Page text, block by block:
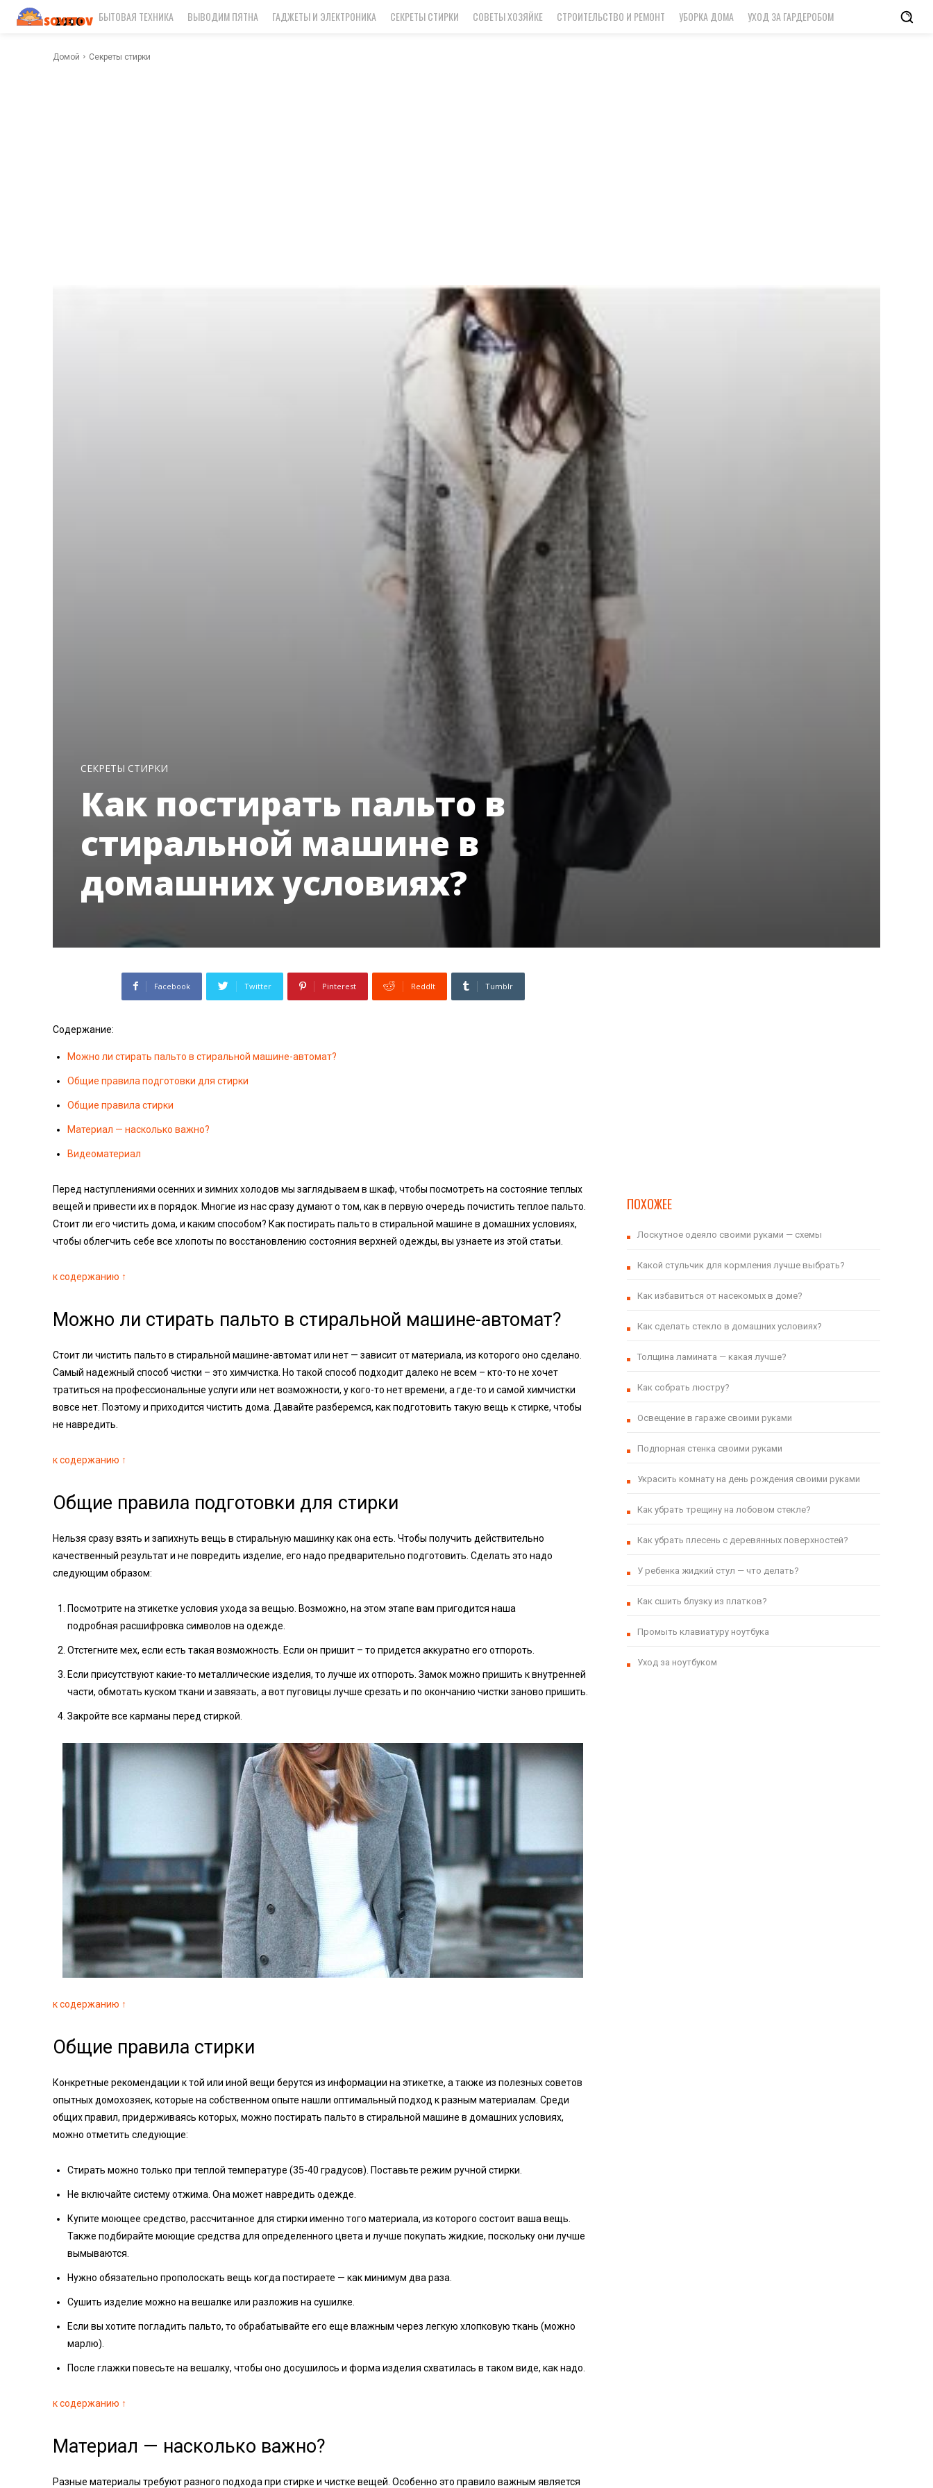
БЫТОВАЯ ТЕХНИКА ВЫВОДИМ ПЯТНА ГАДЖЕТЫ И ЭЛЕКТРОНИКА СЕКРЕТЫ СТИРКИ СОВЕТЫ ХОЗЯЙКЕ СТРОИТЕЛЬСТВО И РЕМОНТ УБОРКА ДОМА УХОД ЗА ГАРДЕРОБОМ
Домой Секреты стирки
СЕКРЕТЫ СТИРКИ
Как постирать пальто в
стиральной машине в
домашних условиях?
Facebook Twitter Pinterest ReddIt Tumblr
Содержание:
Можно ли стирать пальто в стиральной машине-автомат?
Общие правила подготовки для стирки
Общие правила стирки
Материал — насколько важно?
Видеоматериал
Перед наступлениями осенних и зимних холодов мы заглядываем в шкаф, чтобы посмотреть на состояние теплых
вещей и привести их в порядок. Многие из нас сразу думают о том, как в первую очередь почистить теплое пальто.
Стоит ли его чистить дома, и каким способом? Как постирать пальто в стиральной машине в домашних условиях,
чтобы облегчить себе все хлопоты по восстановлению состояния верхней одежды, вы узнаете из этой статьи.
к содержанию ↑
Можно ли стирать пальто в стиральной машине-автомат?
Стоит ли чистить пальто в стиральной машине-автомат или нет — зависит от материала, из которого оно сделано.
Самый надежный способ чистки – это химчистка. Но такой способ подходит далеко не всем – кто-то не хочет
тратиться на профессиональные услуги или нет возможности, у кого-то нет времени, а где-то и самой химчистки
вовсе нет. Поэтому и приходится чистить дома. Давайте разберемся, как подготовить такую вещь к стирке, чтобы
не навредить.
к содержанию ↑
Общие правила подготовки для стирки
Нельзя сразу взять и запихнуть вещь в стиральную машинку как она есть. Чтобы получить действительно
качественный результат и не повредить изделие, его надо предварительно подготовить. Сделать это надо
следующим образом:
Посмотрите на этикетке условия ухода за вещью. Возможно, на этом этапе вам пригодится наша
подробная расшифровка символов на одежде.
Отстегните мех, если есть такая возможность. Если он пришит – то придется аккуратно его отпороть.
Если присутствуют какие-то металлические изделия, то лучше их отпороть. Замок можно пришить к внутренней
части, обмотать куском ткани и завязать, а вот пуговицы лучше срезать и по окончанию чистки заново пришить.
Закройте все карманы перед стиркой.
к содержанию ↑
Общие правила стирки
Конкретные рекомендации к той или иной вещи берутся из информации на этикетке, а также из полезных советов
опытных домохозяек, которые на собственном опыте нашли оптимальный подход к разным материалам. Среди
общих правил, придерживаясь которых, можно постирать пальто в стиральной машине в домашних условиях,
можно отметить следующие:
Стирать можно только при теплой температуре (35-40 градусов). Поставьте режим ручной стирки.
Не включайте систему отжима. Она может навредить одежде.
Купите моющее средство, рассчитанное для стирки именно того материала, из которого состоит ваша вещь.
Также подбирайте моющие средства для определенного цвета и лучше покупать жидкие, поскольку они лучше
вымываются.
Нужно обязательно прополоскать вещь когда постираете — как минимум два раза.
Сушить изделие можно на вешалке или разложив на сушилке.
Если вы хотите погладить пальто, то обрабатывайте его еще влажным через легкую хлопковую ткань (можно
марлю).
После глажки повесьте на вешалку, чтобы оно досушилось и форма изделия схватилась в таком виде, как надо.
к содержанию ↑
Материал — насколько важно?
Разные материалы требуют разного подхода при стирке и чистке вещей. Особенно это правило важным является
ПОХОЖЕЕ
Лоскутное одеяло своими руками — схемы
Какой стульчик для кормления лучше выбрать?
Как избавиться от насекомых в доме?
Как сделать стекло в домашних условиях?
Толщина ламината — какая лучше?
Как собрать люстру?
Освещение в гараже своими руками
Подпорная стенка своими руками
Украсить комнату на день рождения своими руками
Как убрать трещину на лобовом стекле?
Как убрать плесень с деревянных поверхностей?
У ребенка жидкий стул — что делать?
Как сшить блузку из платков?
Промыть клавиатуру ноутбука
Уход за ноутбуком